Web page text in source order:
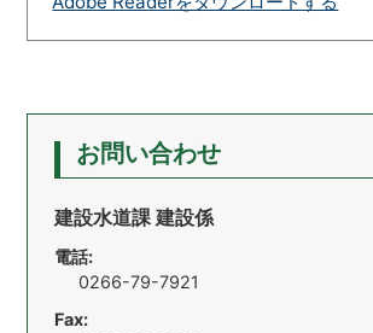
お問い合わせ
建設水道課 建設係
電話:
0266-79-7921
Fax: